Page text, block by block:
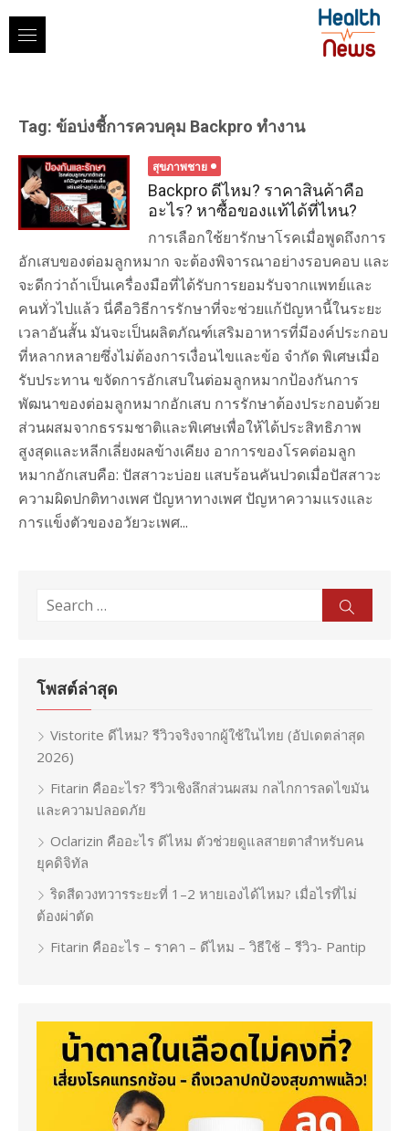
content
Tag: ข้อบ่งชี้การควบคุม Backpro ทำงาน
สุขภาพชาย
Backpro ดีไหม? ราคาสินค้าคือ
อะไร? หาซื้อของแท้ได้ที่ไหน?
การเลือกใช้ยารักษาโรคเมื่อพูดถึงการ
อักเสบของต่อมลูกหมาก จะต้องพิจารณาอย่างรอบคอบ และ
จะดีกว่าถ้าเป็นเครื่องมือที่ได้รับการยอมรับจากแพทย์และ
คนทั่วไปแล้ว นี่คือวิธีการรักษาที่จะช่วยแก้ปัญหานี้ในระยะ
เวลาอันสั้น มันจะเป็นผลิตภัณฑ์เสริมอาหารที่มีองค์ประกอบ
ที่หลากหลายซึ่งไม่ต้องการเงื่อนไขและข้อ จำกัด พิเศษเมื่อ
รับประทาน ขจัดการอักเสบในต่อมลูกหมากป้องกันการ
พัฒนาของต่อมลูกหมากอักเสบ การรักษาต้องประกอบด้วย
ส่วนผสมจากธรรมชาติและพิเศษเพื่อให้ได้ประสิทธิภาพ
สูงสุดและหลีกเลี่ยงผลข้างเคียง อาการของโรคต่อมลูก
หมากอักเสบคือ: ปัสสาวะบ่อย แสบร้อนคันปวดเมื่อปัสสาวะ
ความผิดปกติทางเพศ ปัญหาทางเพศ ปัญหาความแรงและ
การแข็งตัวของอวัยวะเพศ...
Search
โพสต์ล่าสุด
Vistorite ดีไหม? รีวิวจริงจากผู้ใช้ในไทย (อัปเดตล่าสุด
2026)
Fitarin คืออะไร? รีวิวเชิงลึกส่วนผสม กลไกการลดไขมัน
และความปลอดภัย
Oclarizin คืออะไร ดีไหม ตัวช่วยดูแลสายตาสำหรับคน
ยุคดิจิทัล
ริดสีดวงทวารระยะที่ 1–2 หายเองได้ไหม? เมื่อไรที่ไม่
ต้องผ่าตัด
Fitarin คืออะไร – ราคา – ดีไหม – วิธีใช้ – รีวิว- Pantip